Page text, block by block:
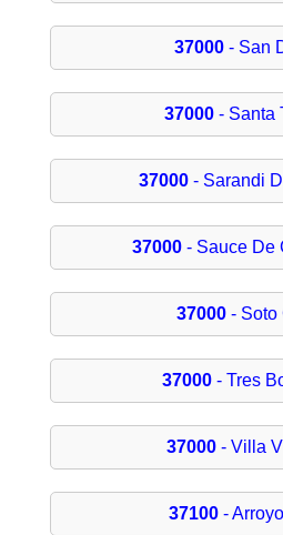
37000- San
37000- Santa
37000 - Sarandi
37000- Sauce De
37000- Soto
37000 - Tres
37000- Villa
37100 -